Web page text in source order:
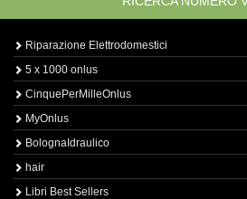
Riparazione Elettrodomestici
5 x 1000 onlus
CinquePerMilleOnlus
MyOnlus
BolognaIdraulico
hair
Libri Best Sellers